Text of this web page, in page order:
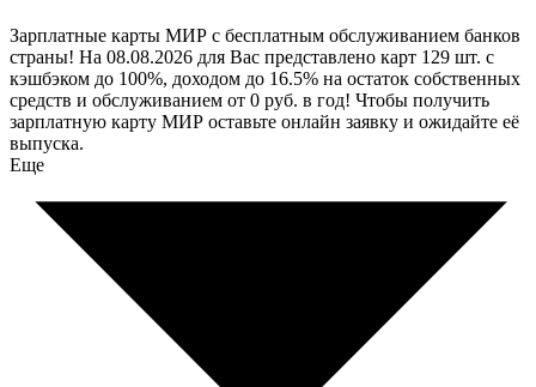
Зарплатные карты МИР с бесплатным обслуживанием банков
страны! На 08.08.2026 для Вас представлено карт 129 шт. с
кэшбэком до 100%, доходом до 16.5% на остаток собственных
средств и обслуживанием от 0 руб. в год! Чтобы получить
зарплатную карту МИР оставьте онлайн заявку и ожидайте её
выпуска.
Еще